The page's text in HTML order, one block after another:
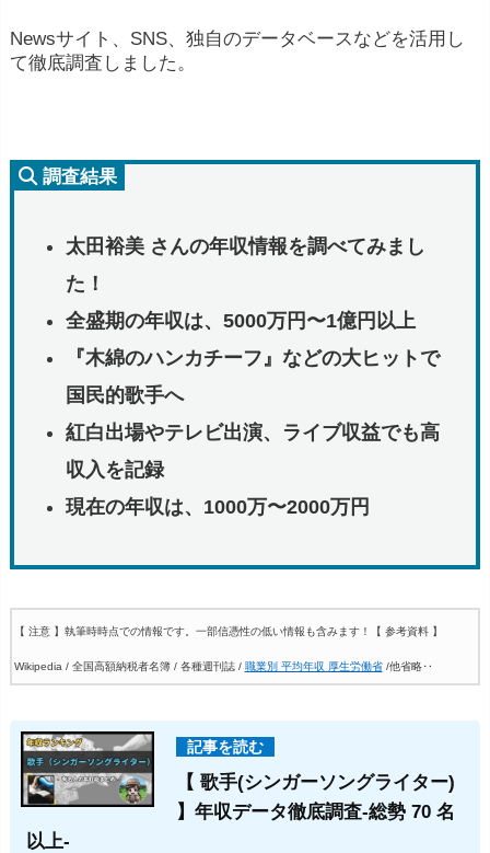
Newsサイト、SNS、独自のデータベースなどを活用し
て徹底調査しました。
調査結果
太田裕美 さんの年収情報を調べてみまし
た！
全盛期の年収は、5000万円〜1億円以上
『木綿のハンカチーフ』などの大ヒットで
国民的歌手へ
紅白出場やテレビ出演、ライブ収益でも高
収入を記録
現在の年収は、1000万〜2000万円
【 注意 】執筆時時点での情報です。一部信憑性の低い情報も含みます！ 【 参考資料 】
Wikipedia / 全国高額納税者名簿 / 各種週刊誌 / 職業別 平均年収 厚生労働省/他省略‥
【 歌手(シンガーソングライター)
】年収データ徹底調査-総勢 70 名
以上-